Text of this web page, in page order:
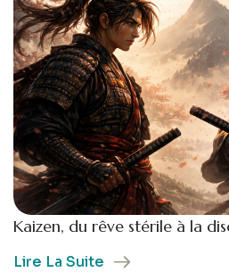
Kaizen, du rêve stérile à la
Lire La Suite